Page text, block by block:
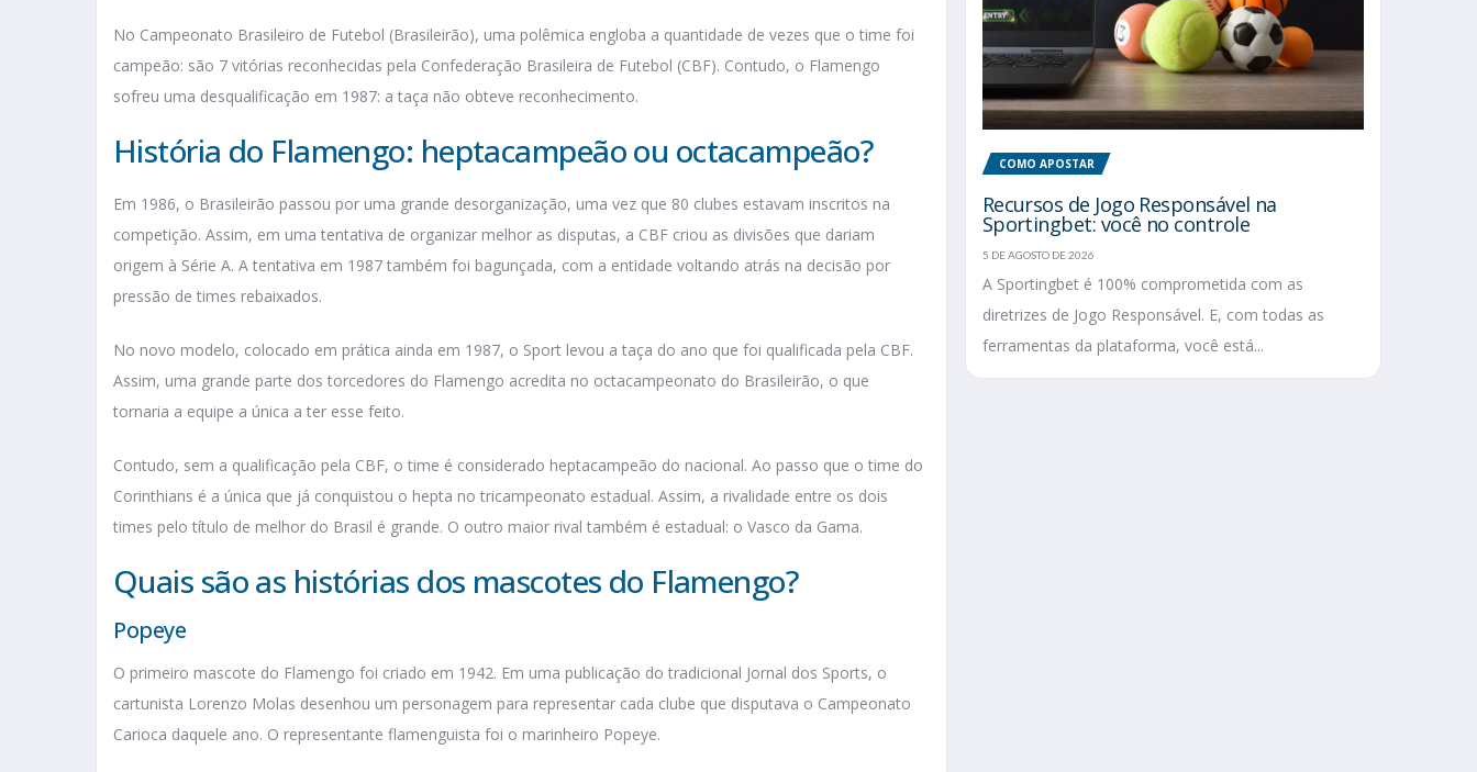
No Campeonato Brasileiro de Futebol (Brasileirão), uma polêmica engloba a quantidade de vezes que o time foi
campeão: são 7 vitórias reconhecidas pela Confederação Brasileira de Futebol (CBF). Contudo, o Flamengo
sofreu uma desqualificação em 1987: a taça não obteve reconhecimento.
História do Flamengo: heptacampeão ou octacampeão?
Em 1986, o Brasileirão passou por uma grande desorganização, uma vez que 80 clubes estavam inscritos na
competição. Assim, em uma tentativa de organizar melhor as disputas, a CBF criou as divisões que dariam
origem à Série A. A tentativa em 1987 também foi bagunçada, com a entidade voltando atrás na decisão por
pressão de times rebaixados.
No novo modelo, colocado em prática ainda em 1987, o Sport levou a taça do ano que foi qualificada pela CBF.
Assim, uma grande parte dos torcedores do Flamengo acredita no octacampeonato do Brasileirão, o que
tornaria a equipe a única a ter esse feito.
Contudo, sem a qualificação pela CBF, o time é considerado heptacampeão do nacional. Ao passo que o time do
Corinthians é a única que já conquistou o hepta no tricampeonato estadual. Assim, a rivalidade entre os dois
times pelo título de melhor do Brasil é grande. O outro maior rival também é estadual: o Vasco da Gama.
Quais são as histórias dos mascotes do Flamengo?
Popeye
O primeiro mascote do Flamengo foi criado em 1942. Em uma publicação do tradicional Jornal dos Sports, o
cartunista Lorenzo Molas desenhou um personagem para representar cada clube que disputava o Campeonato
Carioca daquele ano. O representante flamenguista foi o marinheiro Popeye.
COMO APOSTAR
Recursos de Jogo Responsável na
Sportingbet: você no controle
5 DE AGOSTO DE 2026
A Sportingbet é 100% comprometida com as
diretrizes de Jogo Responsável. E, com todas as
ferramentas da plataforma, você está...